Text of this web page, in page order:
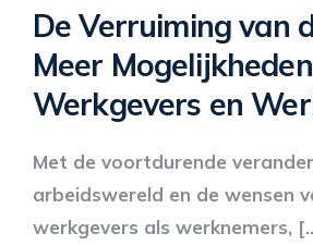
De Verruiming van
Meer
Werkgevers en
Met de voortdurende
arbeidswereld en de wensen
werkgevers als werknemers,